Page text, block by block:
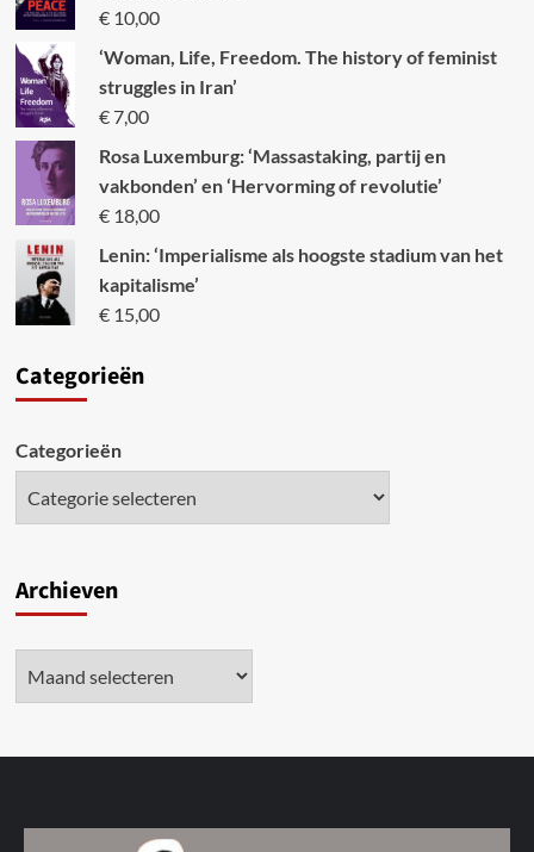
€10,00
‘Woman, Life, Freedom. The history of feminist
struggles in Iran’
€7,00
Rosa Luxemburg: ‘Massastaking, partij en
vakbonden’ en ‘Hervorming of revolutie’
€18,00
Lenin: ‘Imperialisme als hoogste stadium van het
kapitalisme’
€15,00
Categorieën
Categorieën
Archieven